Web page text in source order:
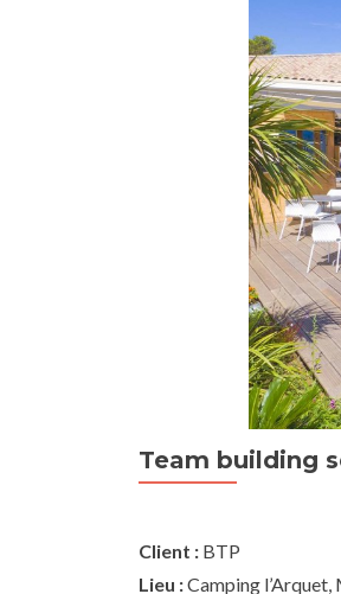
Team building
Client : BTP
Lieu :Camping